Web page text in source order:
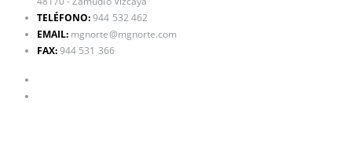
TELÉFONO:944 532 462
EMAIL: mgnorte@mgnorte.com
FAX:944 531 366